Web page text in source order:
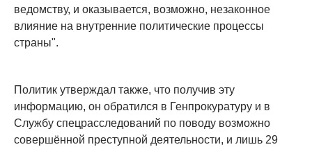
ведомству, и оказывается, возможно, незаконное
влияние на внутренние политические процессы
страны".
Политик утверждал также, что получив эту
информацию, он обратился в Генпрокуратуру и в
Службу спецрасследований по поводу возможно
совершённой преступной деятельности, и лишь 29